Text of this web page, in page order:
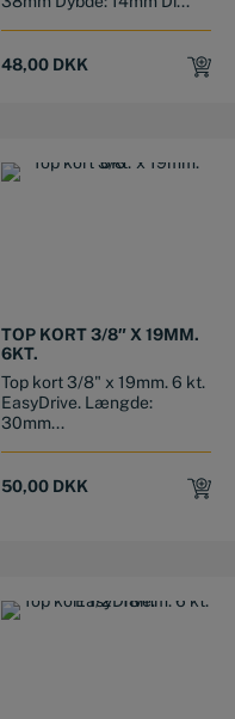
48,00 DKK
TOP KORT 3/8″ X 19MM.
6KT.
Top kort 3/8" x 19mm. 6 kt.
EasyDrive. Længde:
30mm...
50,00 DKK